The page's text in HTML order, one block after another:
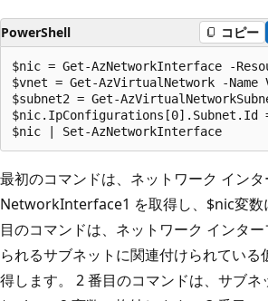
PowerShell コピー
$nic = Get-AzNetworkInterface -
$vnet = Get-AzVirtualNetwork -Name
$subnet2 = Get-
$nic.IpConfigurations[0].Subnet.Id
最初のコマンドは、ネットワーク インタ
NetworkInterface1 を取得し、$nic変数
目のコマンドは、ネットワーク インタ
られるサブネットに関連付けられている
得します。 2 番目のコマンドは、サブネ